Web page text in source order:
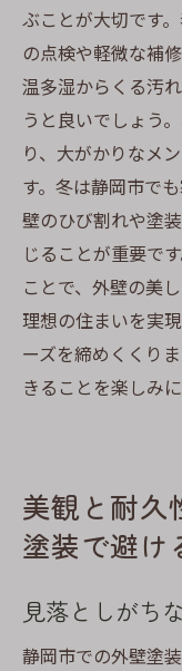
ぶことが大切です
の点検や軽微な補
温多湿からくる汚
うと良いでしょう
り、大がかりなメ
す。冬は静岡市で
壁のひび割れや塗
じることが重要で
ことで、外壁の美
理想の住まいを実
ーズを締めくくり
きることを楽しみに
美観と耐久
塗装で避け
見落としがち
静岡市での外壁塗